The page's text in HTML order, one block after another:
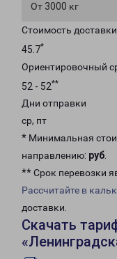
От 3000 кг
Стоимость
45.7*
Ориентировочный
52 - 52**
Дни отправки
ср, пт
* Минимальная
направлению: руб.
** Срок перевозки
Рассчитайте в
доставки.
Скачать